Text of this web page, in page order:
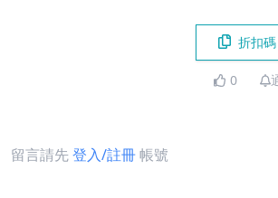
折扣碼
0
留言請先登入/註冊帳號